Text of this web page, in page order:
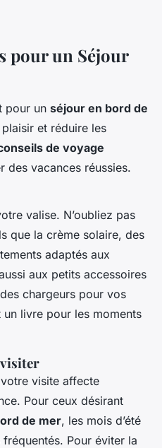
pour un Séjour
pour un séjour en bord de
et réduire les
de voyage
des vacances réussies.
valise. N’oubliez pas
que la crème solaire, des
adaptés aux
aux petits accessoires
chargeurs pour vos
livre pour les moments
visite affecte
Pour ceux désirant
de mer, les mois d’été
Pour éviter la